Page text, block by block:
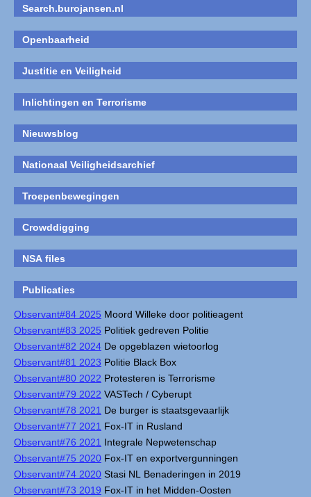
Search.burojansen.nl
Openbaarheid
Justitie en Veiligheid
Inlichtingen en Terrorisme
Nieuwsblog
Nationaal Veiligheidsarchief
Troepenbewegingen
Crowddigging
NSA files
Publicaties
Observant#84 2025 Moord Willeke door politieagent
Observant#83 2025 Politiek gedreven Politie
Observant#82 2024 De opgeblazen wietoorlog
Observant#81 2023 Politie Black Box
Observant#80 2022 Protesteren is Terrorisme
Observant#79 2022 VASTech / Cyberupt
Observant#78 2021 De burger is staatsgevaarlijk
Observant#77 2021 Fox-IT in Rusland
Observant#76 2021 Integrale Nepwetenschap
Observant#75 2020 Fox-IT en exportvergunningen
Observant#74 2020 Stasi NL Benaderingen in 2019
Observant#73 2019 Fox-IT in het Midden-Oosten